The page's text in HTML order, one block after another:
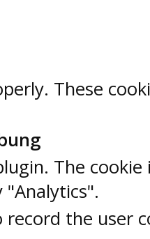
These
The
record the user